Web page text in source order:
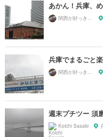
あかん！兵庫、
関西が好っきゃねん
兵庫でまるごと
関西が好っきゃねん
週末プチツー 須
Koichi Sasaki